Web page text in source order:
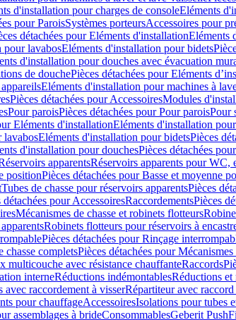
d'installation pour charges de consoleEléments
pour ParoisSystèmes porteursAccessoires pour
détachées pour Eléments d'installationEléments
pour lavabosEléments d'installation pour bidets
d'installation pour douches avec évacuation
de douchePièces détachées pour Eléments
Eléments d'installation pour machines à
Pièces détachées pour AccessoiresModules
Pour paroisPièces détachées pour Pour paroisPour
Eléments d'installationEléments d'installation
lavabosEléments d'installation pour bidetsPièces
d'installation pour douchesPièces détachées
apparentsRéservoirs apparents pour WC,
positionPièces détachées pour Basse et moyenne
Tubes de chasse pour réservoirs apparentsPièces
détachées pour AccessoiresRaccordementsPièces
Mécanismes de chasse et robinets flotteurs
Robinets flotteurs pour réservoirs à
Pièces détachées pour Rinçage
chasse completsPièces détachées pour
multicouche avec résistance chauffanteRaccords
interneRéductions indémontablesRéductions et
avec raccordement à visserRépartiteur avec raccord
pour chauffageAccessoiresIsolations pour tubes
assemblages à brideConsommablesGeberit